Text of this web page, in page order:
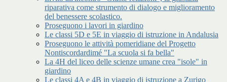
riparativa come strumento di dialogo e miglioramento
del benessere scolastico.
Proseguono i lavori in giardino
Le classi 5D e 5E in viaggio di istruzione in Andalusia
Proseguono le attività pomeridiane del Progetto
Nontiscordardimé "La scuola si fa bella"
La 4H del liceo delle scienze umane crea "isole" in
giardino
Le classi 4A e 4B in viaggio di istruzione a Zurigo